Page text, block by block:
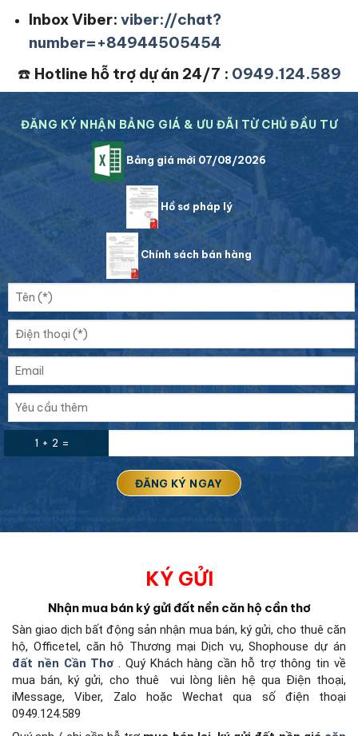
Inbox Viber: viber://chat?
number=+84944505454
☎️ Hotline hỗ trợ dự án 24/7 : 0949.124.589
ĐĂNG KÝ NHẬN BẢNG GIÁ & ƯU ĐÃI TỪ CHỦ ĐẦU TƯ
Bảng giá mới 07/08/2026
Hồ sơ pháp lý
Chính sách bán hàng
1 + 2 =
KÝ GỬI
Nhận mua bán ký gửi đất nền căn hộ cần thơ
Sàn giao dịch bất động sảnnhận mua bán, ký gửi, cho thuê căn
hộ, Officetel, căn hộ Thương mại Dịch vụ, Shophouse dự án
đất nền Cần Thơ . Quý Khách hàng cần hỗ trợ thông tin về
mua bán, ký gửi, cho thuê
vui lòng liên hệ qua Điện thoại,
iMessage, Viber, Zalo hoặc Wechat qua số điện thoại
0949.124.589